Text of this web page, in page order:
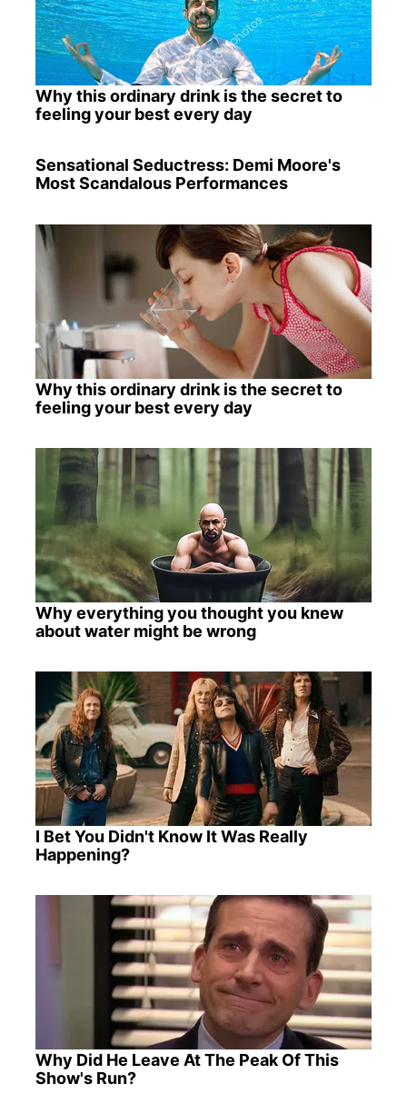
Why this ordinary drink is the secret to
feeling your best every day
Sensational Seductress: Demi Moore's
Most Scandalous Performances
Why this ordinary drink is the secret to
feeling your best every day
Why everything you thought you knew
about water might be wrong
I Bet You Didn't Know It Was Really
Happening?
Why Did He Leave At The Peak Of This
Show's Run?